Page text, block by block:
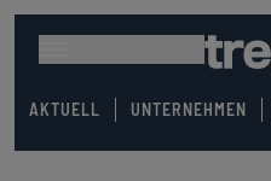
AKTUELL UNTERNEHMEN